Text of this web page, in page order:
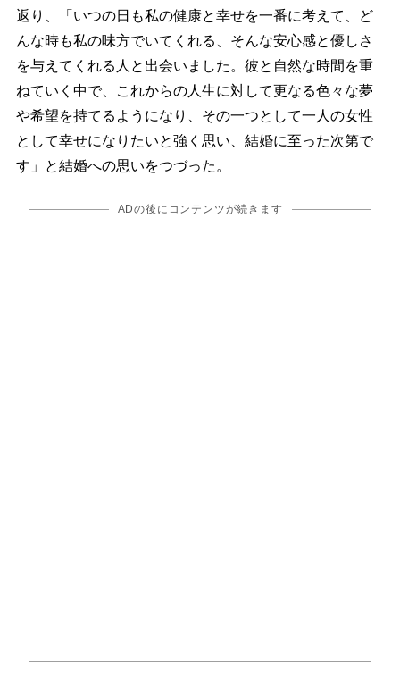
返り、「いつの日も私の健康と幸せを一番に考えて、ど
んな時も私の味方でいてくれる、そんな安心感と優しさ
を与えてくれる人と出会いました。彼と自然な時間を重
ねていく中で、これからの人生に対して更なる色々な夢
希望を持てるようになり、その一つとして一人の女性
として幸せになりたいと強く思い、結婚に至った次第で
す」と結婚への思いをつづった。
ADの後にコンテンツが続きます